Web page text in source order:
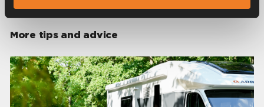
More tips and advice